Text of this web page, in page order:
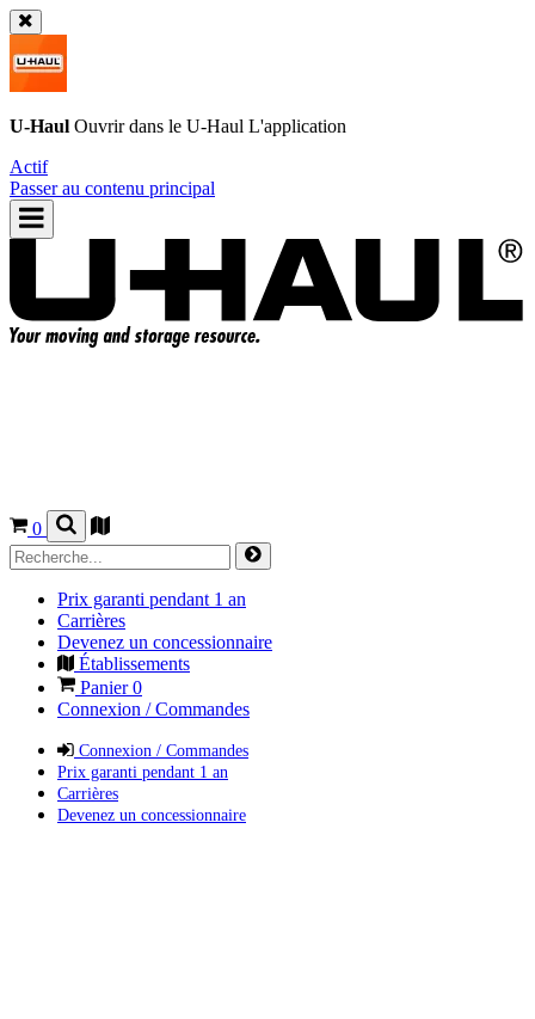
U-Haul Ouvrir dans le U-Haul L'application
Actif
Passer au contenu principal
0
Prix garanti pendant 1 an
Carrières
Devenez un concessionnaire
Établissements
Panier0
Connexion / Commandes
Connexion / Commandes
Prix garanti pendant 1 an
Carrières
Devenez un concessionnaire